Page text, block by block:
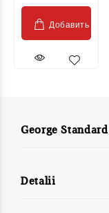
Добавить
George Standard
Detalii